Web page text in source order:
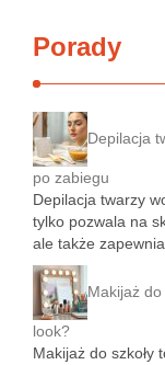
Porady
Depilacja
po zabiegu
Depilacja twarzy
tylko pozwala na
ale także
Makijaż
look?
Makijaż do szkoły